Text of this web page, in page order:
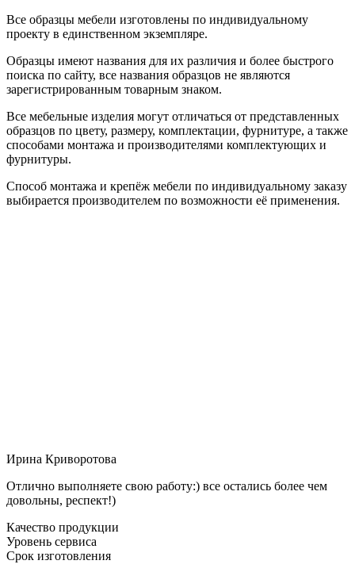
Все образцы мебели изготовлены по индивидуальному
проекту в единственном экземпляре.
Образцы имеют названия для их различия и более быстрого
поиска по сайту, все названия образцов не являются
зарегистрированным товарным знаком.
Все мебельные изделия могут отличаться от представленных
образцов по цвету, размеру, комплектации, фурнитуре, а также
способами монтажа и производителями комплектующих и
фурнитуры.
Способ монтажа и крепёж мебели по индивидуальному заказу
выбирается производителем по возможности её применения.
Ирина Криворотова
Отлично выполняете свою работу:) все остались более чем
довольны, респект!)
Качество продукции
Уровень сервиса
Срок изготовления